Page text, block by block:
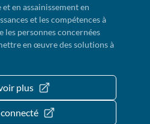
en assainissement en
et les compétences à
les personnes concernées
en œuvre des solutions à
plus